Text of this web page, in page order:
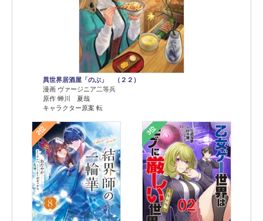
異世界居酒屋「のぶ」 （２２）
漫画 ヴァージニア二等兵
原作 蝉川 夏哉
キャラクター原案 転
2位 3位